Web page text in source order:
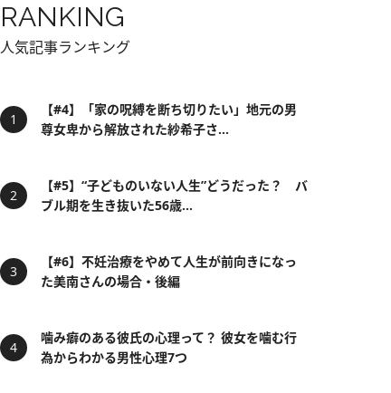
RANKING
人気記事ランキング
【#4】「家の呪縛を断ち切りたい」地元の男
尊女卑から解放された紗希子さ...
【#5】“子どものいない人生”どうだった？ バ
ブル期を生き抜いた56歳...
【#6】不妊治療をやめて人生が前向きになっ
た美南さんの場合・後編
噛み癖のある彼氏の心理って？ 彼女を噛む行
為からわかる男性心理7つ